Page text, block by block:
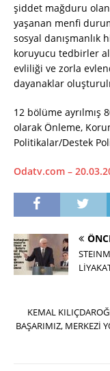
şiddet mağduru olan
yaşanan menfi
sosyal danışmanlık
koruyucu tedbirler
evliliği ve zorla
dayanaklar
12 bölüme ayrılmış
olarak Önleme,
Politikalar/Destek
Odatv.com –
KEMAL
BAŞARIMIZ, MERKEZİ